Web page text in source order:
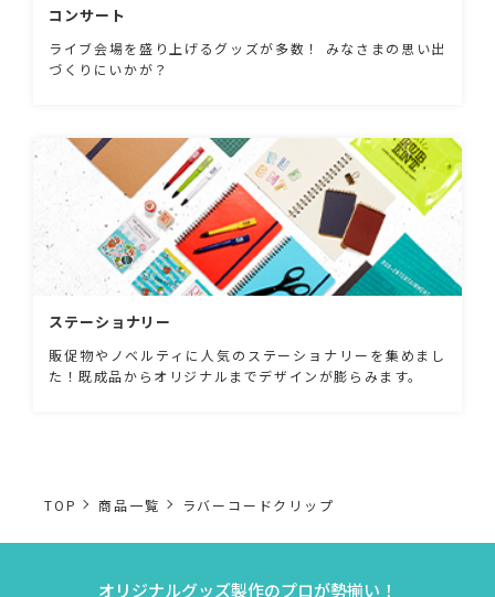
コンサート
ライブ会場を盛り上げるグッズが多数！ みなさまの思い出
づくりにいかが？
ステーショナリー
販促物やノベルティに人気のステーショナリーを集めまし
た！既成品からオリジナルまでデザインが膨らみます。
TOP 商品一覧 ラバーコードクリップ
オリジナルグッズ製作のプロが勢揃い！